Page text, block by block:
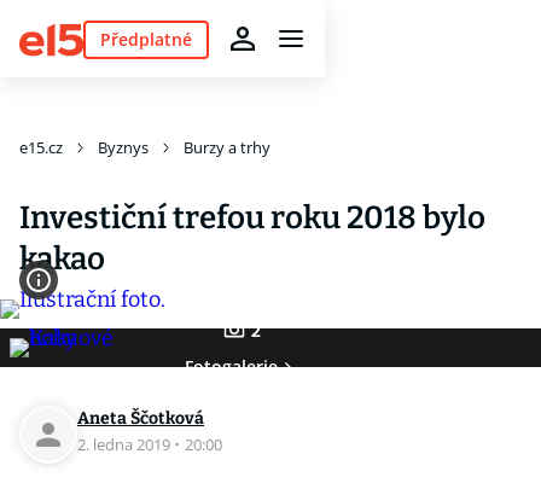
Předplatné
e15.cz Byznys Burzy a trhy
Investiční trefou roku 2018 bylo
kakao
2
Fotogalerie
Aneta Ščotková
2. ledna 2019 · 20:00